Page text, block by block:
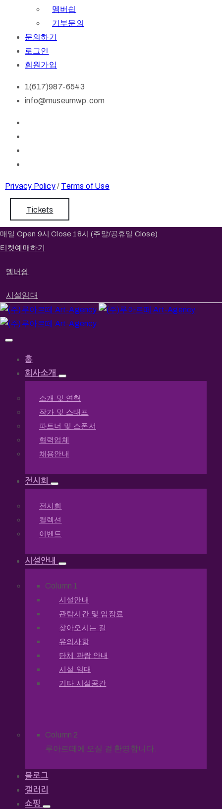
멤버쉽
기부문의
문의하기
로그인
회원가입
1(617)987-6543
info@museumwp.com
Privacy Policy/ Terms of Use
Tickets
매일 Open 9시 Close 18시 (주말/공휴일 Close)
티켓예매하기
멤버쉽
시설임대
홈
회사소개
소개 및 연혁
작가 및 스태프
파트너 및 스폰서
협력업체
채용안내
전시회
전시회
컬렉션
이벤트
시설안내
Column 1
시설안내
관람시간 및 입장료
찾아오시는 길
유의사항
단체 관람 안내
시설 임대
기타 시설공간
Column 2
루아르떼에 오실 걸 환영합니다.
블로그
갤러리
쇼핑